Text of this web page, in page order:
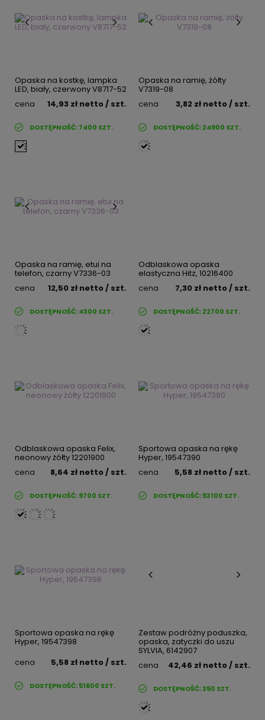
Opaska na kostkę, lampka
LED, biały, czerwony V8717-52
cena
14,93 zł netto/ szt.
DOSTĘPNOŚĆ:7400 SZT.
Opaska na ramię, żółty
V7319-08
cena
3,82 zł netto/ szt.
DOSTĘPNOŚĆ:24900 SZT.
Opaska na ramię, etui na
telefon, czarny V7336-03
cena
12,50 zł netto/ szt.
DOSTĘPNOŚĆ:4300 SZT.
Odblaskowa opaska
elastyczna Hitz, 10216400
cena
7,30 zł netto/ szt.
DOSTĘPNOŚĆ:22700 SZT.
Odblaskowa opaska Felix,
neonowy żółty 12201900
cena
8,64 zł netto/ szt.
DOSTĘPNOŚĆ:9700 SZT.
Sportowa opaska na rękę
Hyper, 19547390
cena
5,58 zł netto/ szt.
DOSTĘPNOŚĆ:53100 SZT.
Sportowa opaska na rękę
Hyper, 19547398
cena
5,58 zł netto/ szt.
DOSTĘPNOŚĆ:51600 SZT.
Zestaw podróżny poduszka,
opaska, zatyczki do uszu
SYLVIA, 6142907
cena
42,46 zł netto/ szt.
DOSTĘPNOŚĆ:350 SZT.